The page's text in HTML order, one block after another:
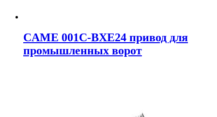
CAME 001C-BXE24 привод для
промышленных ворот